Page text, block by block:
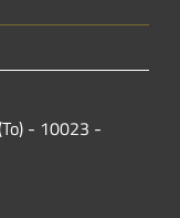
- 10023 -